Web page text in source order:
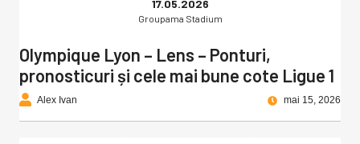
17.05.2026
Groupama Stadium
Olympique Lyon – Lens – Ponturi,
pronosticuri și cele mai bune cote Ligue 1
Alex Ivan mai 15, 2026